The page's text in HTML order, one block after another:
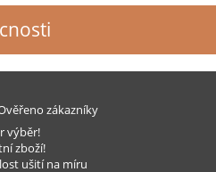
zákazníky
výběr!
zboží!
ušití na míru